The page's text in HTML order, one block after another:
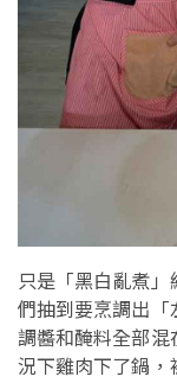
只是「黑白亂煮
們抽到要烹調出
調醬和醃料全部
況下雞肉下了鍋